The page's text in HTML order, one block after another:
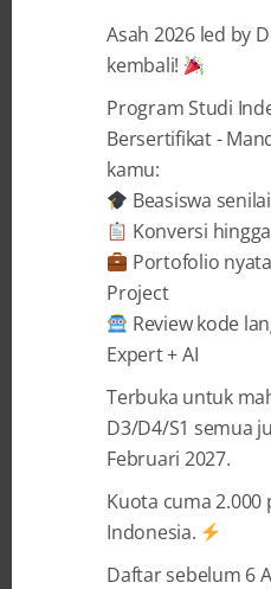
secara resmi
untuk menjembatani
dan permintaan pasar yang
keempat pilar:challenge,
secara giat bekerja untuk
menumbuhkembangkan
dengan mengasah talenta
teknologi unggul yang mampu
maupun global.
BACA SELENGKAPNYA →
Recent
Asah 2026 led by
kembali!
Program Studi
Bersertifikat -
kamu:
Beasiswa
Konversi hingga
Portofolio
Project
Review kode
Expert + AI
Terbuka untuk
D3/D4/S1 semua
Februari 2027.
Kuota cuma 2.000
Indonesia.
Daftar sebelum 6